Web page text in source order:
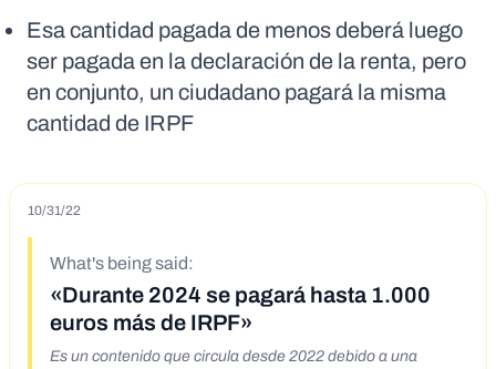
Esa cantidad pagada de menos deberá luego
ser pagada en la declaración de la renta, pero
en conjunto, un ciudadano pagará la misma
cantidad de IRPF
10/31/22
What's being said:
«Durante 2024 se pagará hasta 1.000
euros más de IRPF»
Es un contenido que circula desde 2022 debido a una